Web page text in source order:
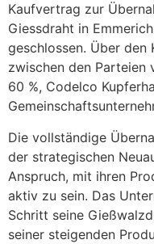
Kaufvertrag zur
Giessdraht in
geschlossen. Über den
zwischen den Parteien
60 %, Codelco
Die vollständige
der strategischen
Anspruch, mit ihren
aktiv zu sein. Das
Schritt seine
seiner steigenden